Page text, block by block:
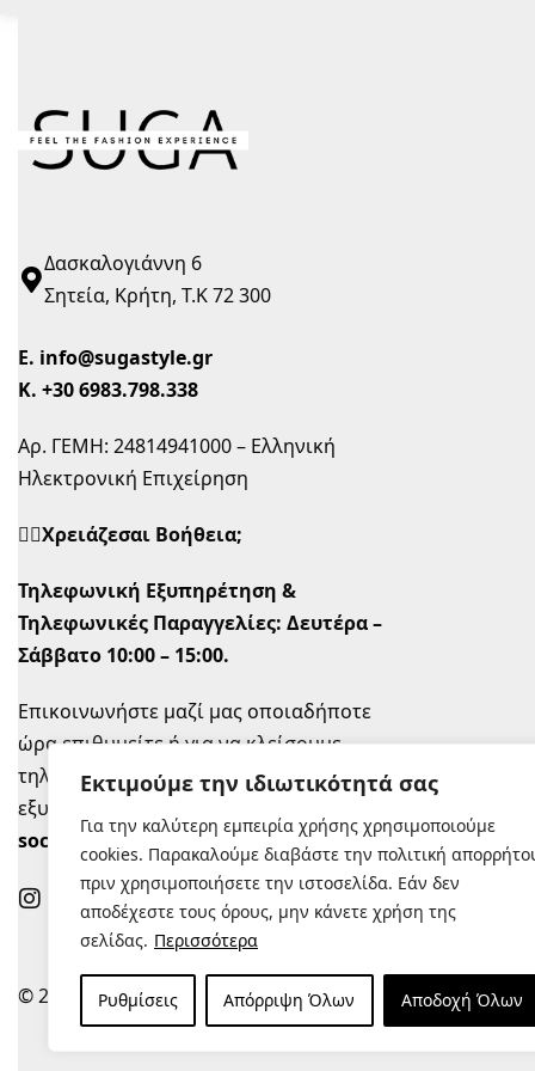
Εκτιμούμε την ιδιωτικότητά σας
Για την καλύτερη εμπειρία χρήσης χρησιμοποιούμε
cookies. Παρακαλούμε διαβάστε την πολιτική
πριν χρησιμοποιήσετε την ιστοσελίδα. Εάν δεν
αποδέχεστε τους όρους, μην κάνετε χρήση της
σελίδας. Περισσότερα
Ρυθμίσεις Απόρριψη Όλων Αποδοχή Όλων
Δασκαλογιάννη 6
Σητεία, Κρήτη, Τ.Κ 72 300
Ε. info@sugastyle.gr
Κ. +30 6983.798.338
Αρ. ΓΕΜΗ: 24814941000 – Ελληνική
Ηλεκτρονική Επιχείρηση
🙋‍♀️Χρειάζεσαι Βοήθεια;
Τηλεφωνική Εξυπηρέτηση &
Τηλεφωνικές Παραγγελίες: Δευτέρα –
Σάββατο 10:00 – 15:00.
Επικοινωνήστε μαζί μας οποιαδήποτε
ώρα επιθυμείτε ή για να κλείσουμε
τηλεφωνικό ραντεβού την ώρα που σας
εξυπηρετεί στο
social
.
© 2022 |Κατασκευή Eshop